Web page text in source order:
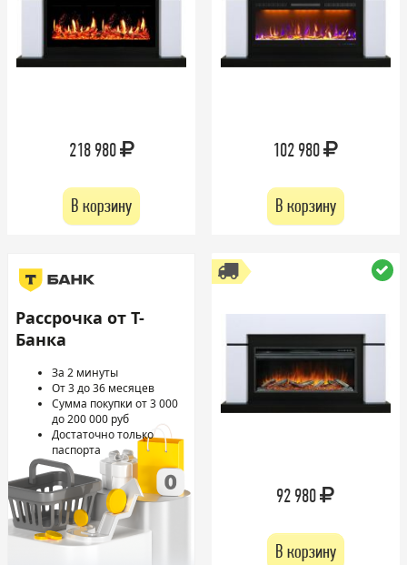
218 980
В корзину
102 980
В корзину
Рассрочка от Т-
Банка
За 2 минуты
От 3 до 36 месяцев
Сумма покупки от 3 000
до 200 000 руб
Достаточно только
паспорта
92 980
В корзину